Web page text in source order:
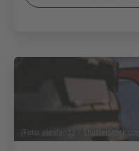
(Foto: alexfan32 Shutterstock.com